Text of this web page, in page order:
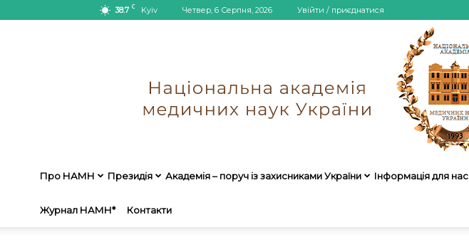
38.7 C Kyiv Четвер, 6 Серпня, 2026 Увійти / приєднатися
Про НАМН Президія Академія – поруч із захисниками України Інформація для
Журнал НАМН* Контакти